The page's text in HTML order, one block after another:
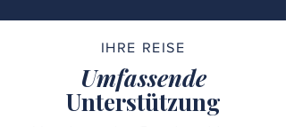
IHRE REISE
Umfassende
Unterstützung